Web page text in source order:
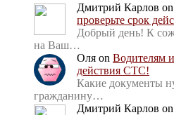
Дмитрий Карлов on
проверьте срок
Добрый день! К
на Ваш…
Оля on Водителям
действия СТС!
Какие документы
гражданину…
Дмитрий Карлов on